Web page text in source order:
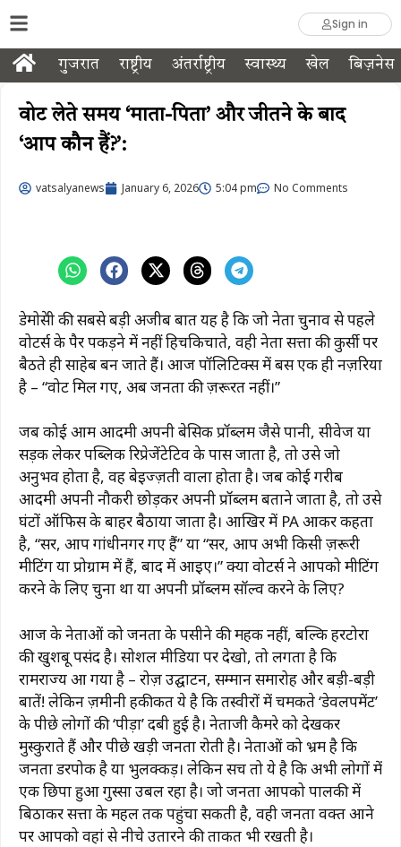
Sign in
गुजरात राष्ट्रीय अंतर्राष्ट्रीय स्वास्थ्य खेल बिज़नेस
वोट लेते समय ‘माता-पिता’ और जीतने के बाद
‘आप कौन हैं?’:
vatsalyanews January 6, 2026 5:04 pm No Comments
डेमोक्रेसी की सबसे बड़ी अजीब बात यह है कि जो नेता चुनाव से पहले
वोटर्स के पैर पकड़ने में नहीं हिचकिचाते, वही नेता सत्ता की कुर्सी पर
बैठते ही साहेब बन जाते हैं। आज पॉलिटिक्स में बस एक ही नज़रिया
है – “वोट मिल गए, अब जनता की ज़रूरत नहीं।”
जब कोई आम आदमी अपनी बेसिक प्रॉब्लम जैसे पानी, सीवेज या
सड़क लेकर पब्लिक रिप्रेजेंटेटिव के पास जाता है, तो उसे जो
अनुभव होता है, वह बेइज्ज़ती वाला होता है। जब कोई गरीब
आदमी अपनी नौकरी छोड़कर अपनी प्रॉब्लम बताने जाता है, तो उसे
घंटों ऑफिस के बाहर बैठाया जाता है। आखिर में PA आकर कहता
है, “सर, आप गांधीनगर गए हैं” या “सर, आप अभी किसी ज़रूरी
मीटिंग या प्रोग्राम में हैं, बाद में आइए।” क्या वोटर्स ने आपको मीटिंग
करने के लिए चुना था या अपनी प्रॉब्लम सॉल्व करने के लिए?
आज के नेताओं को जनता के पसीने की महक नहीं, बल्कि हरटोरा
की खुशबू पसंद है। सोशल मीडिया पर देखो, तो लगता है कि
रामराज्य आ गया है – रोज़ उद्घाटन, सम्मान समारोह और बड़ी-बड़ी
बातें! लेकिन ज़मीनी हकीकत ये है कि तस्वीरों में चमकते ‘डेवलपमेंट’
के पीछे लोगों की ‘पीड़ा’ दबी हुई है। नेताजी कैमरे को देखकर
मुस्कुराते हैं और पीछे खड़ी जनता रोती है। नेताओं को भ्रम है कि
जनता डरपोक है या भुलक्कड़। लेकिन सच तो ये है कि अभी लोगों में
एक छिपा हुआ गुस्सा उबल रहा है। जो जनता आपको पालकी में
बिठाकर सत्ता के महल तक पहुंचा सकती है, वही जनता वक्त आने
पर आपको वहां से नीचे उतारने की ताकत भी रखती है।